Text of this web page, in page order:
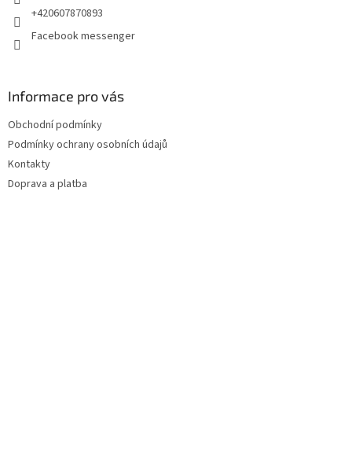
+420607870893
Facebook messenger
Informace pro vás
Obchodní podmínky
Podmínky ochrany osobních údajů
Kontakty
Doprava a platba